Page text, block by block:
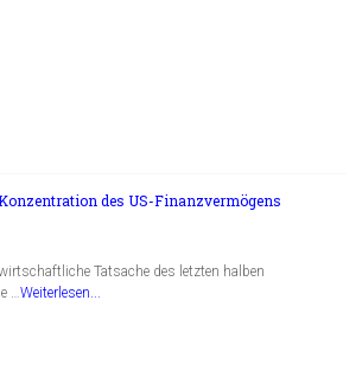
des US-Finanzvermögens
Tatsache des letzten halben
…Weiterlesen...